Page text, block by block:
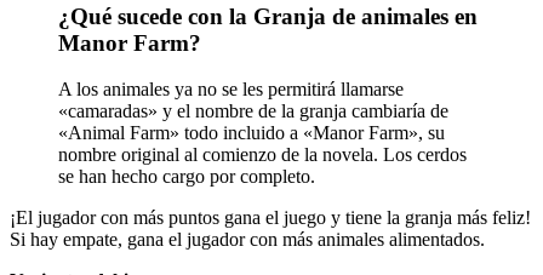
¿Qué sucede con la Granja de animales en
Manor Farm?
A los animales ya no se les permitirá llamarse
«camaradas» y el nombre de la granja cambiaría de
«Animal Farm» todo incluido a «Manor Farm», su
nombre original al comienzo de la novela. Los cerdos
se han hecho cargo por completo.
¡El jugador con más puntos gana el juego y tiene la granja más feliz!
Si hay empate, gana el jugador con más animales alimentados.